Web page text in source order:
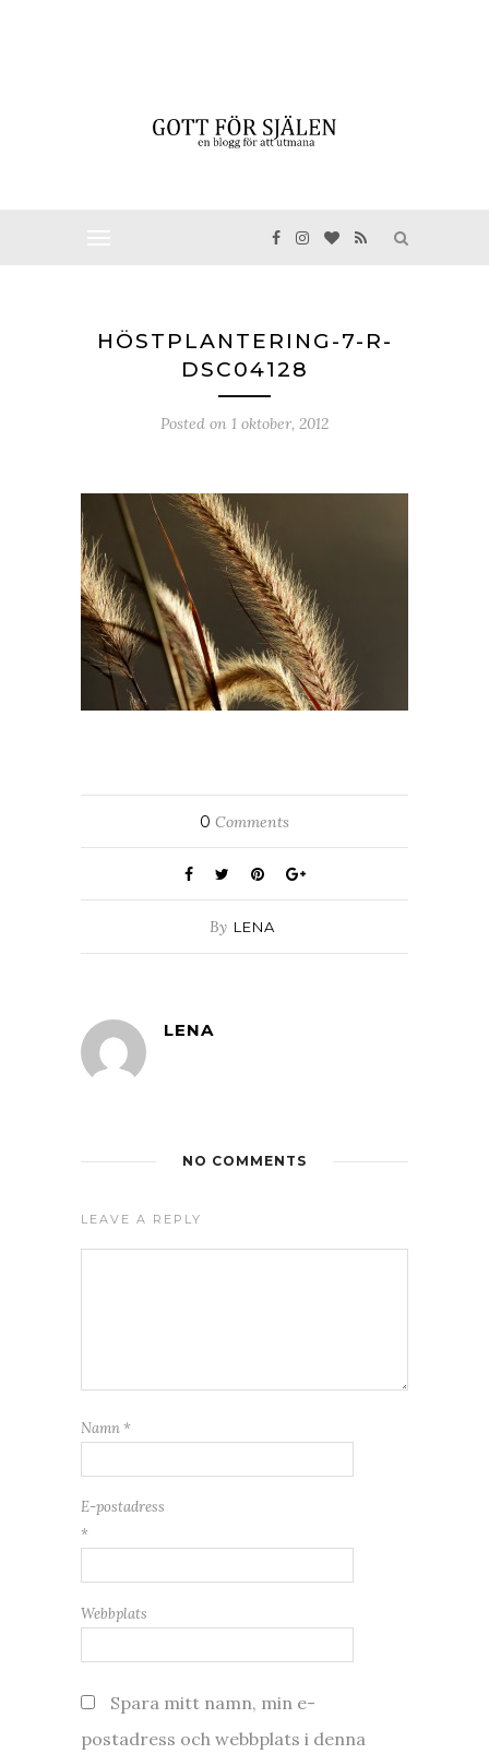
HÖSTPLANTERING-7-R-
DSC04128
Posted on 1 oktober, 2012
0 Comments
By LENA
LENA
NO COMMENTS
LEAVE A REPLY
Namn *
E-postadress
*
Webbplats
Spara mitt namn, min e-
postadress och webbplats i denna